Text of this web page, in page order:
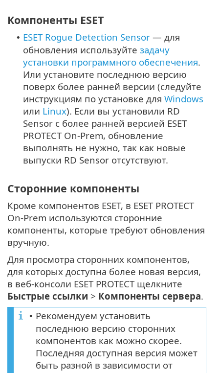
Компоненты ESET
• ESET Rogue Detection Sensor — для
обновления используйте задачу
установки программного обеспечения.
Или установите последнюю версию
поверх более ранней версии (следуйте
инструкциям по установке для Windows
или Linux). Если вы установили RD
Sensor с более ранней версией ESET
PROTECT On-Prem, обновление
выполнять не нужно, так как новые
выпуски RD Sensor отсутствуют.
Сторонние компоненты
Кроме компонентов ESET, в ESET PROTECT
On-Prem используются сторонние
компоненты, которые требуют обновления
вручную.
Для просмотра сторонних компонентов,
для которых доступна более новая версия,
в веб-консоли ESET PROTECT щелкните
Быстрые ссылки > Компоненты сервера.
• Рекомендуем установить
последнюю версию сторонних
компонентов как можно скорее.
Последняя доступная версия может
быть разной в зависимости от